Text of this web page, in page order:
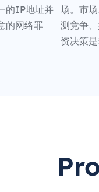
的IP地址并
的网络罪
场。市
测竞争
资决策